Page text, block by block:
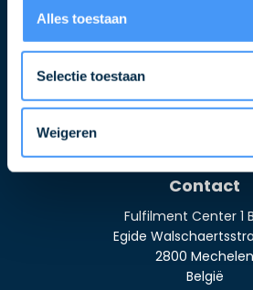
Alles toestaan
Selectie toestaan
Weigeren
Wij zijn QLS
Veelgestelde
Contact
Fulfilment Center 1
Egide
2800 Mechelen
België